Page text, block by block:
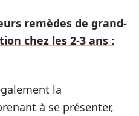
remèdes de grand-
chez les 2-3 ans :
la
à se présenter,